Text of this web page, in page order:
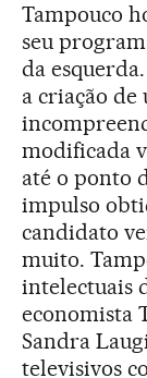
Tampouco
seu
da
a criação de
modificada
até o ponto
impulso
candidato
muito.
intelectuais
economista
Sandra
televisivos